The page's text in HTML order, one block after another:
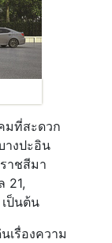
มที่สะดวก
างปะอิน
าชสีมา
21,
ป็นต้น
เรื่องความ